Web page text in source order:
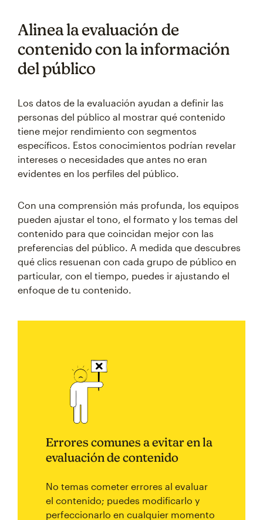
Alinea la evaluación de
contenido con la información
del público
Los datos de la evaluación ayudan a definir las
personas del público al mostrar qué contenido
tiene mejor rendimiento con segmentos
específicos. Estos conocimientos podrían revelar
intereses o necesidades que antes no eran
evidentes en los perfiles del público.
Con una comprensión más profunda, los equipos
pueden ajustar el tono, el formato y los temas del
contenido para que coincidan mejor con las
preferencias del público. A medida que descubres
qué clics resuenan con cada grupo de público en
particular, con el tiempo, puedes ir ajustando el
enfoque de tu contenido.
Errores comunes a evitar en la
evaluación de contenido
No temas cometer errores al evaluar
el contenido; puedes modificarlo y
perfeccionarlo en cualquier momento